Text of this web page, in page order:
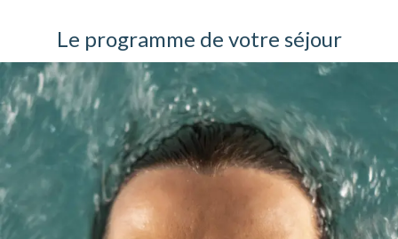
Le programme de votre séjour